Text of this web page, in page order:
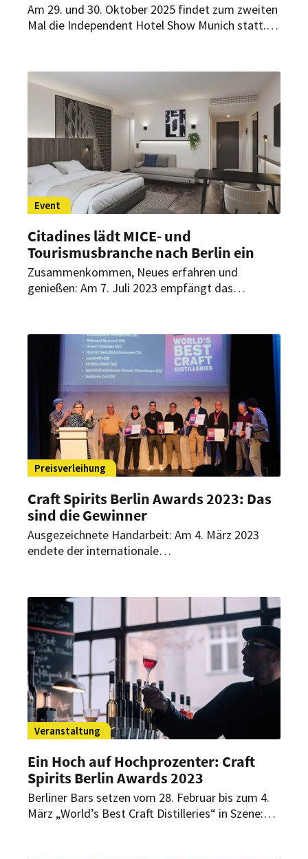
Am 29. und 30. Oktober 2025 findet zum zweiten
Mal die Independent Hotel Show Munich statt.
ausgezeichnet. Jetzt können Nominierungen
abgegeben werden.
Event
Citadines lädt MICE- und
Tourismusbranche nach Berlin ein
Zusammenkommen, Neues erfahren und
genießen: Am 7. Juli 2023 empfängt das
Berlin. Die Veranstaltung beginnt um 18:00 Uhr.
Preisverleihung
Craft Spirits Berlin Awards 2023: Das
sind die Gewinner
Ausgezeichnete Handarbeit: Am 4. März 2023
endete der internationale
seinem Produkt überzeugen?
Veranstaltung
Ein Hoch auf Hochprozenter: Craft
Spirits Berlin Awards 2023
Berliner Bars setzen vom 28. Februar bis zum 4.
März „World’s Best Craft Distilleries“ in Szene: